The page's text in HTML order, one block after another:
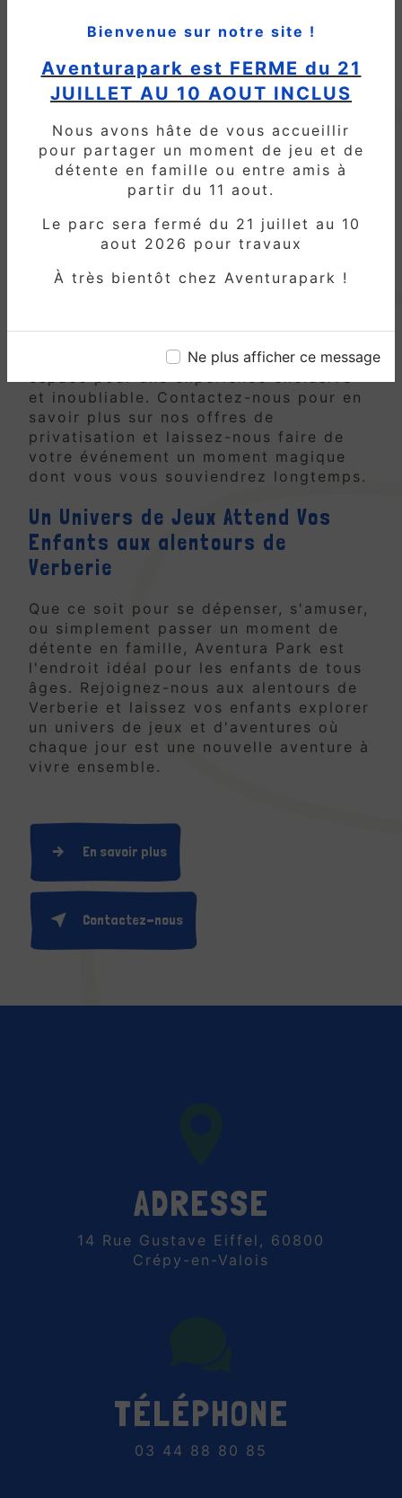
Bienvenue sur notre site !
Aventurapark est FERME du 21
JUILLET AU 10 AOUT INCLUS
Nous avons hâte de vous accueillir
pour partager un moment de jeu et de
détente en famille ou entre amis à
partir du 11 aout.
Le parc sera fermé du 21 juillet au 10
aout 2026 pour travaux
À très bientôt chez Aventurapark !
Ne plus afficher ce message
Envie de vivre une expérience unique
réserver dès aujourd'hui pour garantir
votre place dans notre parc de jeux
Que ce soit pour un anniversaire, une
sortie en famille, ou une journée entre
amis, Aventura Park vous promet des
moments de bonheur et de convivialité
Privatisez pour une Occasion
Spéciale
privé chez Aventura Park? Nous vous
offrons la possibilité de privatiser notre
et inoubliable. Contactez-nous pour en
savoir plus sur nos offres de
privatisation et laissez-nous faire de
votre événement un moment magique
dont vous vous souviendrez longtemps.
Un Univers de Jeux Attend Vos
Enfants aux alentours de
Verberie
Que ce soit pour se dépenser, s'amuser,
ou simplement passer un moment de
détente en famille, Aventura Park est
l'endroit idéal pour les enfants de tous
âges. Rejoignez-nous aux alentours de
Verberie et laissez vos enfants explorer
un univers de jeux et d'aventures où
chaque jour est une nouvelle aventure à
vivre ensemble.
En savoir plus
Contactez-nous
ADRESSE
14 Rue Gustave Eiffel, 60800
Crépy-en-Valois
TÉLÉPHONE
03 44 88 80 85